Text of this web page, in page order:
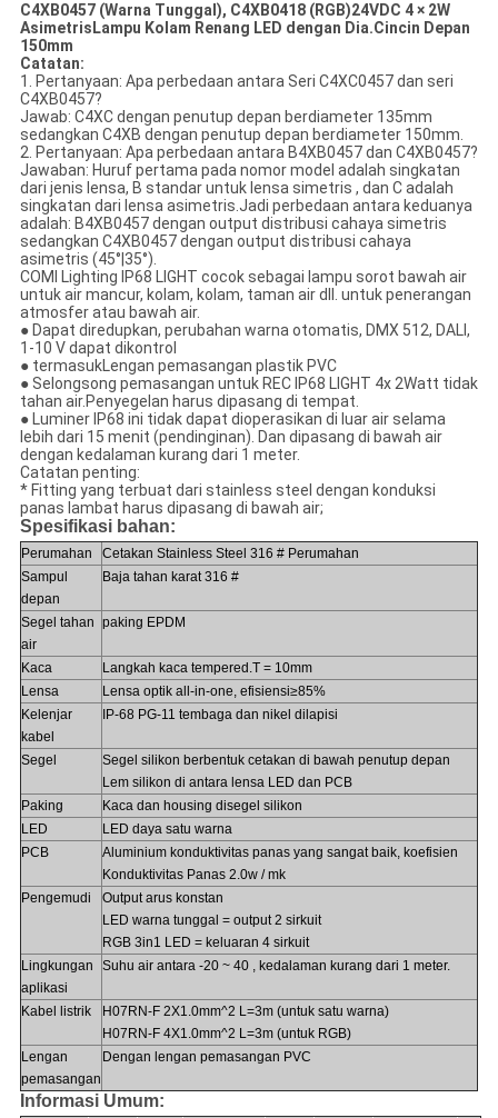
C4XB0457 (Warna Tunggal), C4XB0418 (RGB)24VDC 4 × 2W
Asimetris Lampu Kolam Renang LED dengan Dia.Cincin Depan
150mm
Catatan:
1. Pertanyaan: Apa perbedaan antara Seri C4XC0457 dan seri
C4XB0457?
Jawab: C4XC dengan penutup depan berdiameter 135mm
sedangkan C4XB dengan penutup depan berdiameter 150mm.
2. Pertanyaan: Apa perbedaan antara B4XB0457 dan C4XB0457?
Jawaban: Huruf pertama pada nomor model adalah singkatan
dari jenis lensa, B standar untuk lensa simetris , dan C adalah
singkatan dari lensa asimetris.Jadi perbedaan antara keduanya
adalah: B4XB0457 dengan output distribusi cahaya simetris
sedangkan C4XB0457 dengan output distribusi cahaya
asimetris (45°|35°).
COMI Lighting IP68 LIGHT cocok sebagai lampu sorot bawah air
untuk air mancur, kolam, kolam, taman air dll. untuk penerangan
atmosfer atau bawah air.
● Dapat diredupkan, perubahan warna otomatis, DMX 512, DALI,
1-10 V dapat dikontrol
● termasukLengan pemasangan plastik PVC
● Selongsong pemasangan untuk REC IP68 LIGHT 4x 2Watt tidak
tahan air.Penyegelan harus dipasang di tempat.
● Luminer IP68 ini tidak dapat dioperasikan di luar air selama
lebih dari 15 menit (pendinginan). Dan dipasang di bawah air
dengan kedalaman kurang dari 1 meter.
Catatan penting:
* Fitting yang terbuat dari stainless steel dengan konduksi
panas lambat harus dipasang di bawah air;
Spesifikasi bahan:
Perumahan
Cetakan Stainless Steel 316 # Perumahan
Sampul
depan
Baja tahan karat 316 #
Segel tahan
air
paking EPDM
Kaca
Langkah kaca tempered.T = 10mm
Lensa
Lensa optik all-in-one, efisiensi≥85%
Kelenjar
kabel
IP-68 PG-11 tembaga dan nikel dilapisi
Segel
Segel silikon berbentuk cetakan di bawah penutup depan
Lem silikon di antara lensa LED dan PCB
Paking
Kaca dan housing disegel silikon
LED
LED daya satu warna
PCB
Aluminium konduktivitas panas yang sangat baik, koefisien
Konduktivitas Panas 2.0w / mk
Pengemudi
Output arus konstan
LED warna tunggal = output 2 sirkuit
RGB 3in1 LED = keluaran 4 sirkuit
Lingkungan
aplikasi
Suhu air antara -20 ~ 40 , kedalaman kurang dari 1 meter.
Kabel listrik
H07RN-F 2X1.0mm^2 L=3m (untuk satu warna)
H07RN-F 4X1.0mm^2 L=3m (untuk RGB)
Lengan
pemasangan
Dengan lengan pemasangan PVC
Informasi Umum: